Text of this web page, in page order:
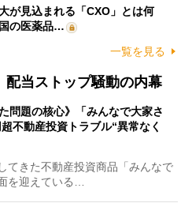
が見込まれる「CXO」とは何
の医薬品…
一覧を見る
配当ストップ騒動の内幕
問題の核心》「みんなで大家さ
不動産投資トラブル“異常なく
きた不動産投資商品「みんなで
を迎えている…